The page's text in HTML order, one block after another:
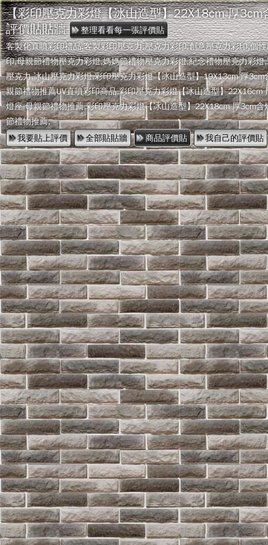
【彩印壓克力彩燈【冰山造型】22X18cm 厚
評價貼貼牆
客製化直噴彩印禮品,客製彩印壓克力,壓克力彩印,創意壓克力彩印,個
印,母親節禮物壓克力彩燈,媽媽節禮物壓克力彩燈,紀念禮物壓克力彩燈
壓克力,冰山壓克力彩燈,彩印壓克力彩燈【冰山造型】19X13cm 厚3cm
親節禮物推薦UV直噴彩印商品,彩印壓克力彩燈【冰山造型】22X16cm
燈座 母親節禮物推薦,彩印壓克力彩燈【冰山造型】22X18cm 厚3cm含
節禮物推薦,